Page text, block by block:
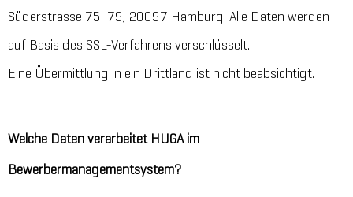
Süderstrasse 75-79, 20097 Hamburg. Alle Daten werden
auf Basis des SSL-Verfahrens verschlüsselt.
Eine Übermittlung in ein Drittland ist nicht beabsichtigt.
Welche Daten verarbeitet HUGA im
Bewerbermanagementsystem?